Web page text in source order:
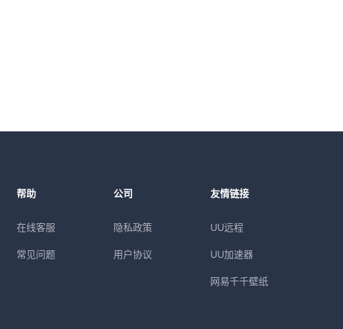
帮助
在线客服
常见问题
公司
隐私政策
用户协议
友情链接
UU远程
UU加速器
网易千千壁纸